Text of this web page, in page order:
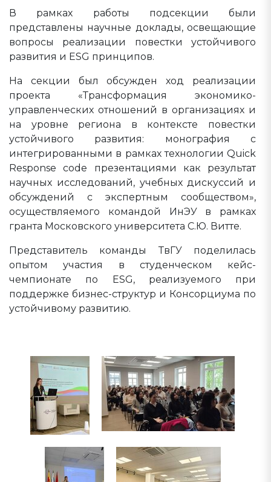
В рамках работы подсекции были
представлены научные доклады, освещающие
вопросы реализации повестки устойчивого
развития и ESG принципов.
На секции был обсужден ход реализации
проекта «Трансформация экономико-
управленческих отношений в организациях и
на уровне региона в контексте повестки
устойчивого развития: монография с
интегрированными в рамках технологии Quick
Response code презентациями как результат
научных исследований, учебных дискуссий и
обсуждений с экспертным сообществом»,
осуществляемого командой ИнЭУ в рамках
гранта Московского университета С.Ю. Витте.
Представитель команды ТвГУ поделилась
опытом участия в студенческом кейс-
чемпионате по ESG, реализуемого при
поддержке бизнес-структур и Консорциума по
устойчивому развитию.